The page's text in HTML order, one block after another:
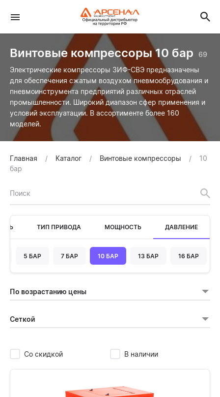
Винтовые компрессоры 10 бар
69
Электрические компрессоры ЗИФ-СВЭ предназначены
для обеспечения сжатым воздухом пневмообрудования и
пневмоинструмента предприятий различных отраслей
промышленности. Широкий диапазон сфер применения и
условий эксплуатации. В ассортименте более 160
моделей.
Главная Каталог Винтовые компрессоры
10
бар
ТИП ПРИВОДА МОЩНОСТЬ ДАВЛЕНИЕ
5 БАР 7 БАР 10 БАР 13 БАР 16 БАР
По возрастанию цены
Сеткой
Со скидкой В наличии